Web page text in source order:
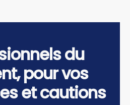
du
pour vos
et cautions